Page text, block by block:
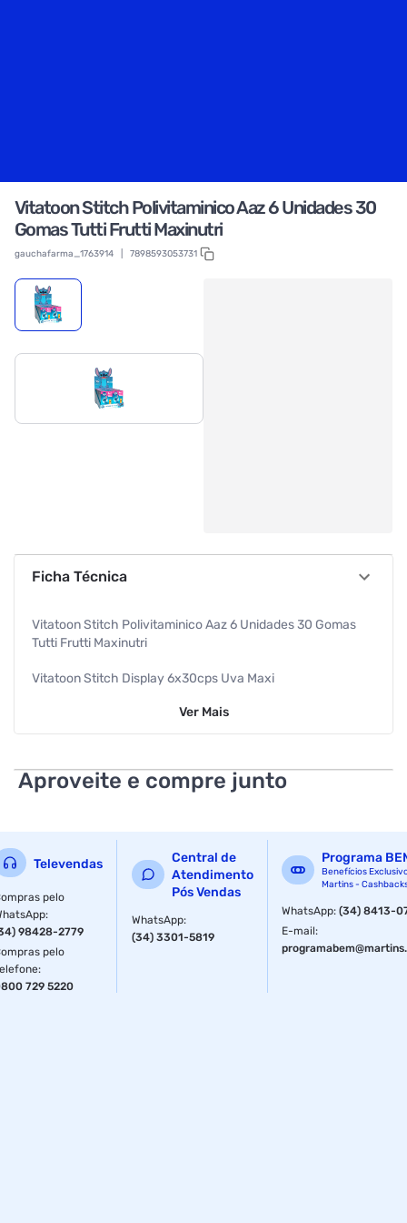
Vitatoon Stitch Polivitaminico Aaz 6 Unidades 30
Gomas Tutti Frutti Maxinutri
gauchafarma_1763914 7898593053731
Ficha Técnica
Vitatoon Stitch Polivitaminico Aaz 6 Unidades 30 Gomas
Tutti Frutti Maxinutri
Vitatoon Stitch Display 6x30cps Uva Maxi
Ver Mais
Aproveite e compre junto
Televendas
pelo
:
98428-2779
pelo
:
729 5220
Central de
Atendimento
Pós Vendas
WhatsApp:
(34) 3301-5819
Programa
Benefícios
Martins -
WhatsApp:(34) 8413-
E-mail: